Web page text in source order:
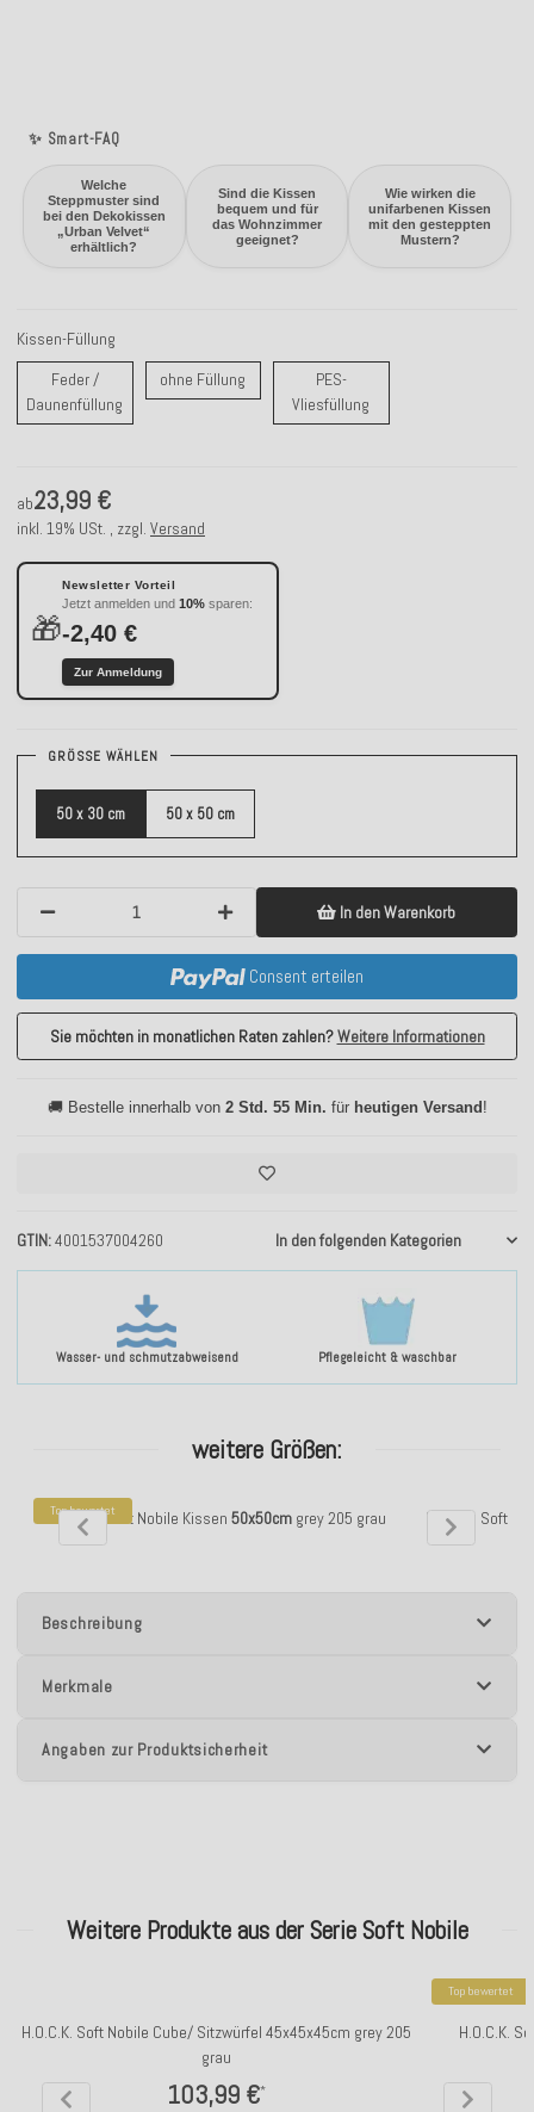
✨ Smart-FAQ
Welche
Steppmuster sind
bei den Dekokissen
„Urban Velvet“
erhältlich?
Sind die Kissen
bequem und für
das Wohnzimmer
geeignet?
Wie wirken die
unifarbenen Kissen
mit den gesteppten
Mustern?
Wasser- und schmutzabweisend Pflegeleicht & waschbar
GTIN 4001537004260 In den folgenden Kategorien
Kissen-Füllung
Feder /
Daunenfüllung Feder / Daunenfüllung
ohne Füllung ohne FüllungPES-
Vliesfüllung
ab23,99 €
inkl. 19% USt. , zzgl. Versand
🎁
Newsletter Vorteil
Jetzt anmelden und 10% sparen:
-2,40 €
Zur Anmeldung
GRÖSSE WÄHLEN
50 x 30 cm 50 x 50 cm
In den Warenkorb
Consent erteilen
Sie möchten in monatlichen Raten zahlen?Weitere Informationen
🚚 Bestelle innerhalb von 2 Std. 55 Min. für heutigen Versand !
weitere Größen:
Top bewertet
H.O.C.K. Soft Nobile Kissen 50x50cm grey 205 grau H.O.C.K. Soft
Beschreibung
Merkmale
Angaben zur Produktsicherheit
Weitere Produkte aus der Serie Soft Nobile
H.O.C.K. Soft Nobile Cube/ Sitzwürfel 45x45x45cm grey 205
grau
103,99 €*
Top bewertet
H.O.C.K.